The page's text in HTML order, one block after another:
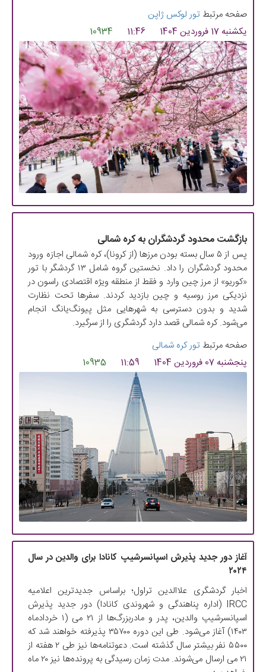
صفحه مرتبط تور لوکس ژاپن
یکشنبه 17 فروردین 1404
11:46
10934
بازگشت محدود گردشگران به کره شمالی
پس از ۵ سال بسته بودن مرزها (از کرونا)، کره شمالی اجازه ورود
محدود گردشگران را داد. نخستین گروه شامل ۱۳ گردشگر با تور
«کوریو» از مرز چین وارد و فقط از منطقه ویژه اقتصادی راسون در
نزدیکی مرز روسیه و چین بازدید کردند. سفرها تحت نظارت
شدید و بدون دسترسی به شهرهایی مثل پیونگ‌یانگ انجام
می‌شود. کره شمالی قصد دارد گردشگری را از سرگیرد.
صفحه مرتبط تور کره شمالی
پنجشنبه 07 فروردین 1404
11:59
10935
آغاز دور جدید پذیرش اسپانسرشیپ کانادا برای والدین در سال
۲۰۲۴
اخبار گردشگری علاالدین تراول؛ براساس جدیدترین اعلامیه
IRCC (اداره پناهندگی و شهروندی کانادا) دور جدید پذیرش
اسپانسرشیپ والدین، پدر و مادربزرگ‌ها از ۲۱ می (۱ خردادماه
۱۴۰۳) آغاز می‌شود. طی این دوره ۳۵۷۰۰ پذیرفته خواهند شد که
۵۵۰۰ نفر بیشتر سال گذشته است. دعوتنامه‌ها نیز طی ۲ هفته از
۲۱ می ارسال می‌شوند. مدت زمان رسیدگی به پرونده‌ها نیز ۲۰ ماه